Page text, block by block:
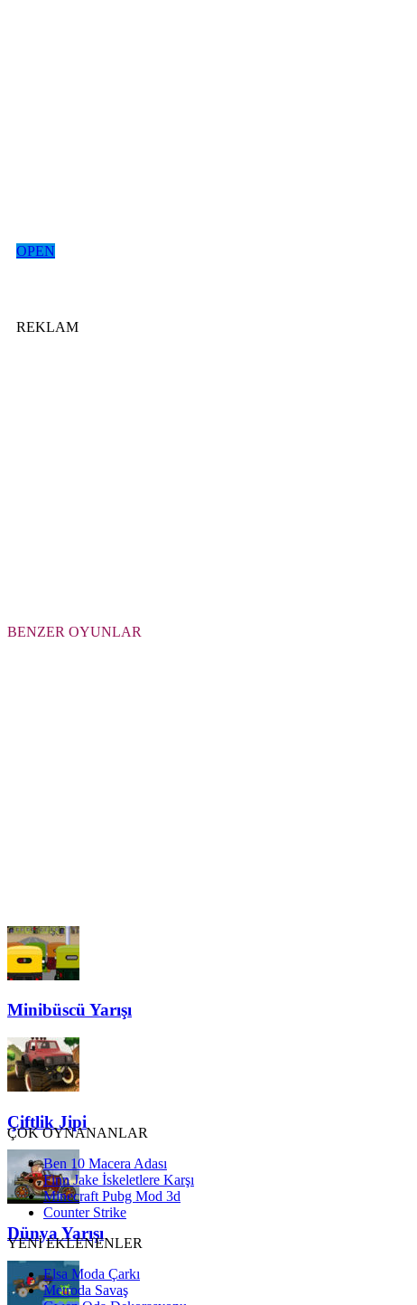
OPEN
REKLAM
BENZER OYUNLAR
Minibüscü Yarışı
Çiftlik Jipi
Dünya Yarışı
ÇOK OYNANANLAR
Ben 10 Macera Adası
Finn Jake İskeletlere Karşı
Minecraft Pubg Mod 3d
Counter Strike
YENİ EKLENENLER
Elsa Moda Çarkı
Metroda Savaş